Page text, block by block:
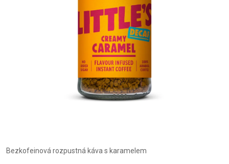
Bezkofeinová rozpustná káva s karamelem